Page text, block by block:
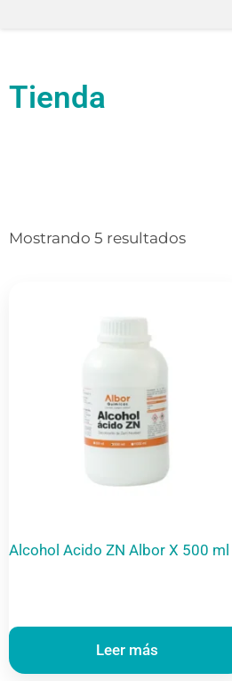
Tienda
Mostrando 5 resultados
Alcohol Acido ZN Albor X 500 ml
Leer más